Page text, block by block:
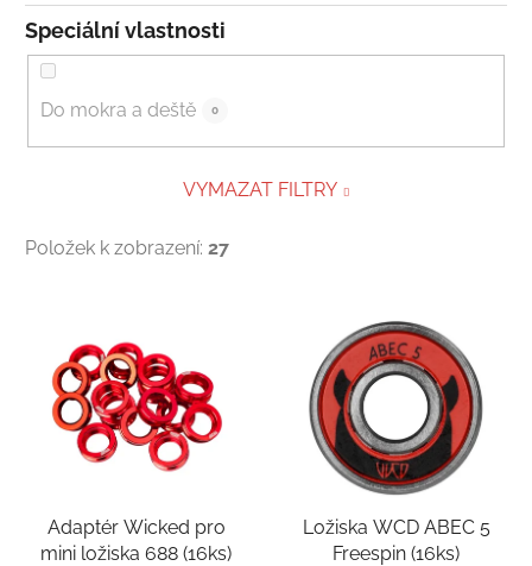
Speciální vlastnosti
Do mokra a deště 0
VYMAZAT FILTRY
Položek k zobrazení: 27
Adaptér Wicked pro
mini ložiska 688 (16ks)
Ložiska WCD ABEC 5
Freespin (16ks)